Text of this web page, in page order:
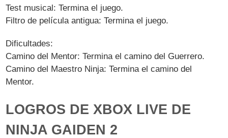
Test musical: Termina el juego.
Filtro de película antigua: Termina el juego.
Dificultades:
Camino del Mentor: Termina el camino del Guerrero.
Camino del Maestro Ninja: Termina el camino del
Mentor.
LOGROS DE XBOX LIVE DE
NINJA GAIDEN 2